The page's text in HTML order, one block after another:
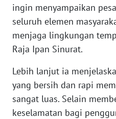
ingin menyampaikan
seluruh elemen
menjaga lingkungan
Raja Ipan Sinurat.
Lebih lanjut ia
yang bersih dan rapi
sangat luas. Selain
keselamatan bagi
BENGKULU
WN
WN
JATENG